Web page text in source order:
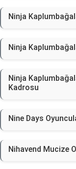
Ninja
Ninja
Ninja
Kadrosu
Nine Days
Nihavend Mucize